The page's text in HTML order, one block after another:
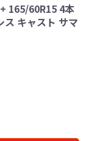
165/60R15 4本
ス キャスト サマ